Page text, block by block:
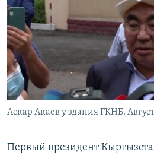
TÜRKMENÇE
Аскар Акаев у здания ГКНБ. Август
Первый президент